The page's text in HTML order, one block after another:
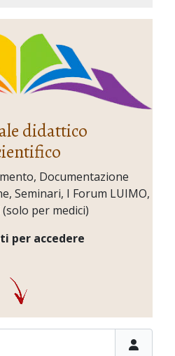
didattico
Documentazione
Seminari, I Forum LUIMO,
(solo per medici)
per accedere